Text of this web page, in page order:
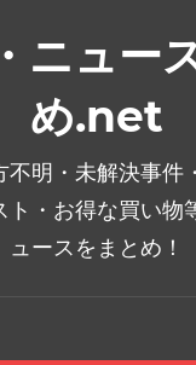
ニュー
め.net
不明・未解決事件
ト・お得な買い物
ュースをまとめ！